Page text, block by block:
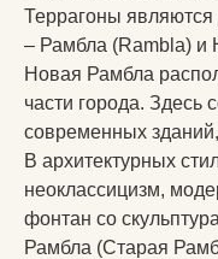
Террагоны
– Рамбла (Rambla) и
Новая Рамбла
части города. Здесь
современных
В архитектурных
неоклассицизм,
фонтан со
Рамбла (Старая